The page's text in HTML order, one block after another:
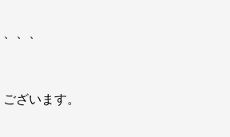
、、
ざいます。